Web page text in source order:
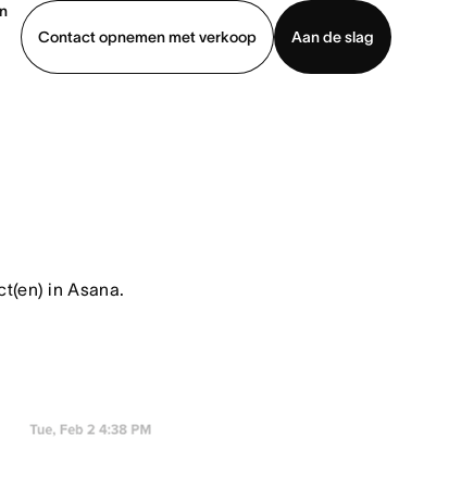
Contact opnemen met verkoop
Aan de slag
in Asana.